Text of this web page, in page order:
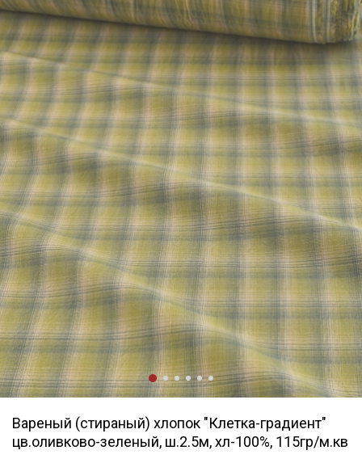
Вареный (стираный) хлопок "Клетка-градиент"
цв.оливково-зеленый, ш.2.5м, хл-100%, 115гр/м.кв